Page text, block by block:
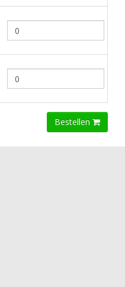
Bestellen